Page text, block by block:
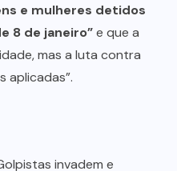
e mulheres detidos
8 de janeiro”e que a
mas a luta contra
aplicadas”.